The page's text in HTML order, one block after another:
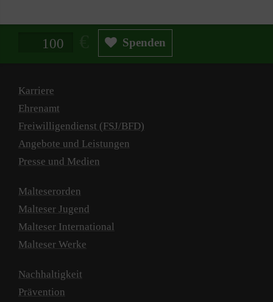
Spendenbetrag in Euro Spenden
Karriere
Ehrenamt
Freiwilligendienst (FSJ/BFD)
Angebote und Leistungen
Presse und Medien
Malteserorden
Malteser Jugend
Malteser International
Malteser Werke
Nachhaltigkeit
Prävention